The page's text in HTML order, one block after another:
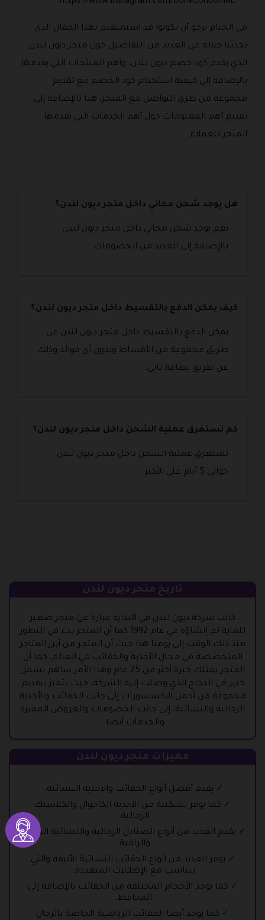
في الختام نرجو أن تكونوا قد استمتعتم بهذا المقال الذي
تحدثنا خلاله عن العديد من التفاصيل حول متجر ديون لندن
الذي يقدم كود خصم ديون لندن، وأهم المنتجات التي يقدمها
بالإضافة إلى كيفية استخدام كود الخصم مع تقديم
مجموعة من طرق التواصل مع المتجر، هذا بالإضافة إلى
تقديم أهم المعلومات حول أهم الخدمات التي يقدمها
المتجر للعملاء.
هل يوجد شحن مجاني داخل متجر ديون لندن؟
نعم يوجد شحن مجاني داخل متجر ديون لندن
بالإضافة إلى العديد من الخصومات
كيف يمكن الدفع بالتقسيط داخل متجر ديون لندن؟
يمكن الدفع بالتقسيط داخل متجر ديون لندن عن
طريق مجموعة من الأقساط وبدون أي فوائد وذلك
عن طريق بطاقة تابي.
كم تستغرق عملية الشحن داخل متجر ديون لندن؟
تستغرق عملية الشحن داخل متجر ديون لندن
حوالي 5 أيام على الأكثر.
تاريخ متجر ديون لندن
كانت شركة ديون لندن في البداية عبارة عن متجر صغير
للغاية تم إنشاؤه في عام 1992 كما أن المتجر بدء في التطور
منذ ذلك الوقت إلى يومنا هذا حيث أن المتجر من أبرز المتاجر
المتخصصة في مجال الأحذية والحقائب في العالم، كما أن
المتجر يمتلك خبرة أكثر من 25 عام وهذا الأمر ساهم يشمل
كبير في النجاح الذي وصلت إليه الشركة، حيث تتميز بتقديم
مجموعة من أجمل الاكسسورات إلى جانب الحقائب والأحذية
الرجالية والنسائية، إلى جانب الخصومات والعروض المميزة
والخدمات أيضا.
مميزات متجر ديون لندن
يقدم أفضل أنواع الحقائب والاحذية النسائية.
كما يوفر تشكيلة من الأحذية الكاجوال والكلاسيك
الرجالية.
يقدم العديد من أنواع الصنادل الرجالية والنسائية المريحة
والراقية.
يوفر العديد من أنواع الحقائب النسائية الأنيقة والتي
تتناسب مع الإطلالات المتعددة.
كما يوجد الأحجام المختلفة من الحقائب بالإضافة إلى
المحافظ.
كما يوجد أيضا الحقائب الرياضية الخاصة بالرجال